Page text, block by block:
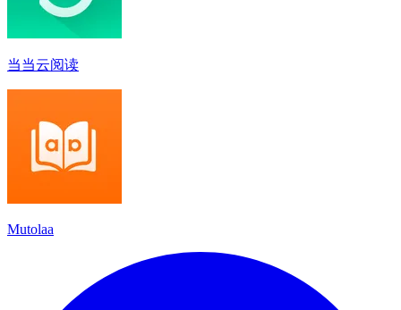
当当云阅读
Mutolaa